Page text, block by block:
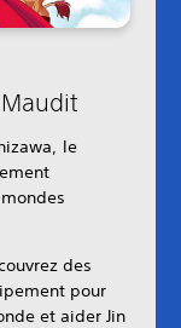
le
des
pour
et aider Jin